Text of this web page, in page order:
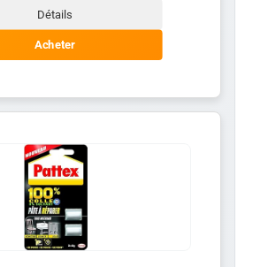
Détails
Acheter